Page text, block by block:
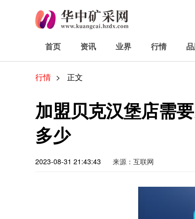
首页 资讯 业界 行情
行情 > 正文
加盟贝克汉堡店需
多少
2023-08-31 21:43:43 来源：互联网